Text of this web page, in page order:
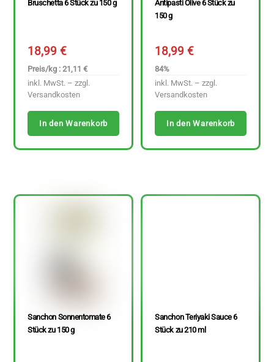
Bruschetta 6 Stück zu 150 g
18,99€
Preis/kg : 21,11 €
inkl. MwSt. – zzgl.
Versandkosten
In den Warenkorb
Antipasti Olive 6 Stück zu
150 g
18,99€
84%
inkl. MwSt. – zzgl.
Versandkosten
In den Warenkorb
Sanchon Sonnentomate 6
Stück zu 150 g
Sanchon Teriyaki Sauce 6
Stück zu 210 ml